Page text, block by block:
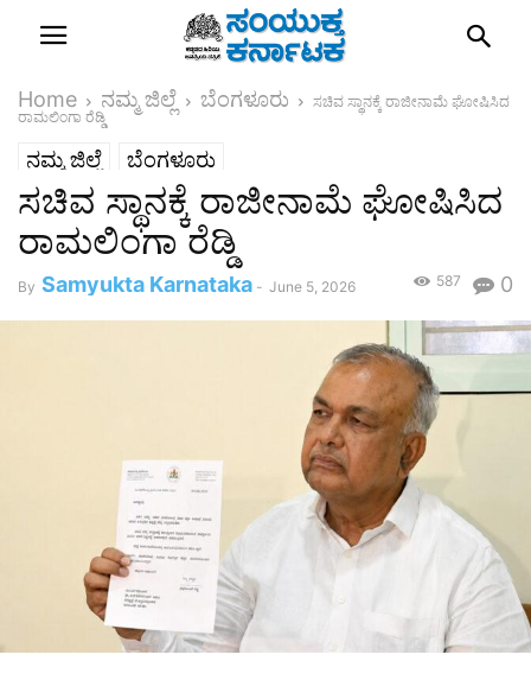
Home ನಮ್ಮ ಜಿಲ್ಲೆ ಬೆಂಗಳೂರು
ಸಚಿವ ಸ್ಥಾನಕ್ಕೆ ರಾಜೀನಾಮೆ ಘೋಷಿಸಿದ
ರಾಮಲಿಂಗಾ ರೆಡ್ಡಿ
ನಮ್ಮ ಜಿಲ್ಲೆ ಬೆಂಗಳೂರು
ಸಚಿವ ಸ್ಥಾನಕ್ಕೆ ರಾಜೀನಾಮೆ ಘೋಷಿಸಿದ
ರಾಮಲಿಂಗಾ ರೆಡ್ಡಿ
By Samyukta Karnataka - June 5, 2026 0
587